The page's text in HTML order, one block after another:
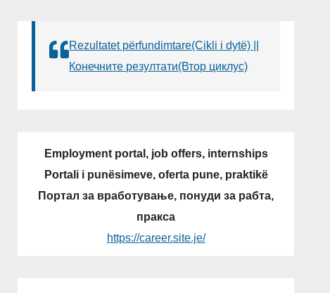
Rezultatet përfundimtare(Cikli i dytë) ||
Конечните резултати(Втор циклус)
Employment portal, job offers, internships
Portali i punësimeve, oferta pune, praktikë
Портал за вработување, понуди за рабта,
пракса
https://career.site.je/